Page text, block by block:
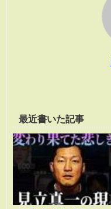
最近書いた記事